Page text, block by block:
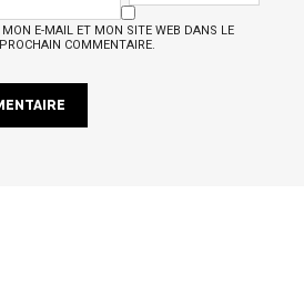
E-MAIL ET MON SITE WEB DANS LE
COMMENTAIRE.